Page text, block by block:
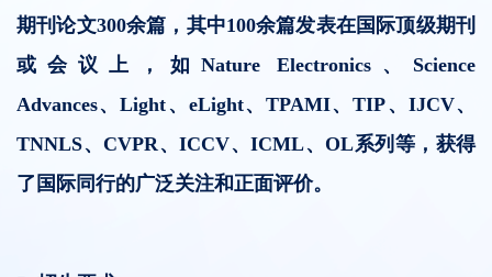
期刊论文300余篇，其中100余篇发表在国际顶级期刊
或会议上，如Nature Electronics、Science
Advances、Light、eLight、TPAMI、TIP、IJCV、
TNNLS、CVPR、ICCV、ICML、OL系列等，获得
了国际同行的广泛关注和正面评价。